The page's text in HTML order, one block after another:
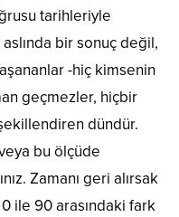
tarihleriyle
bir sonuç değil,
-hiç kimsenin
geçmezler, hiçbir
dündür.
bu ölçüde
Zamanı geri alırsak
0 ile 90 arasındaki fark